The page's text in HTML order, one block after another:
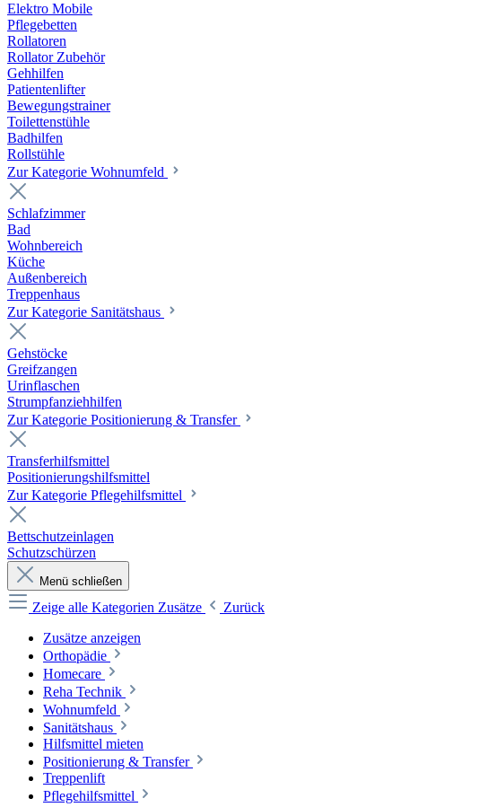
Elektro Mobile
Pflegebetten
Rollatoren
Rollator Zubehör
Gehhilfen
Patientenlifter
Bewegungstrainer
Toilettenstühle
Badhilfen
Rollstühle
Zur Kategorie Wohnumfeld
Schlafzimmer
Bad
Wohnbereich
Küche
Außenbereich
Treppenhaus
Zur Kategorie Sanitätshaus
Gehstöcke
Greifzangen
Urinflaschen
Strumpfanziehhilfen
Zur Kategorie Positionierung & Transfer
Transferhilfsmittel
Positionierungshilfsmittel
Zur Kategorie Pflegehilfsmittel
Bettschutzeinlagen
Schutzschürzen
Menü schließen
Zeige alle Kategorien Zusätze
Zurück
Zusätze anzeigen
Orthopädie
Homecare
Reha Technik
Wohnumfeld
Sanitätshaus
Hilfsmittel mieten
Positionierung & Transfer
Treppenlift
Pflegehilfsmittel